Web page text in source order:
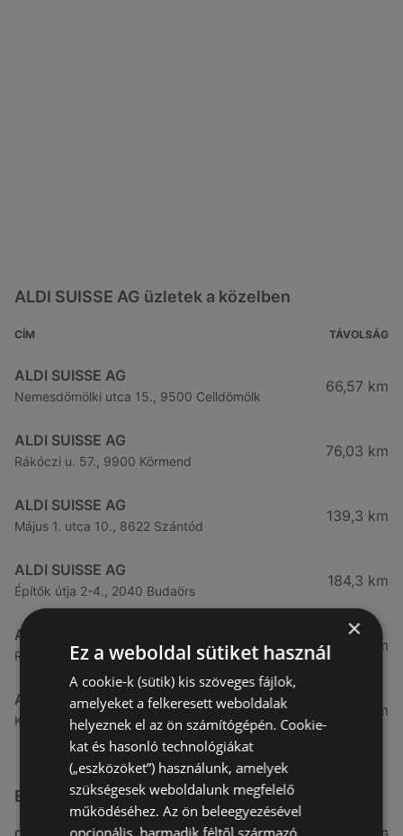
ALDI SUISSE AG üzletek a közelben
CÍM TÁVOLSÁG
ALDI SUISSE AG
Nemesdömölki utca 15., 9500 Celldömölk
66,57 km
ALDI SUISSE AG
Rákóczi u. 57., 9900 Körmend
76,03 km
ALDI SUISSE AG
Május 1. utca 10., 8622 Szántód
139,3 km
ALDI SUISSE AG
Építők útja 2-4., 2040 Budaörs
184,3 km
ALDI SUISSE AG
Rákóczi út 38., 1039 Budapest
189,92 km
ALDI SUISSE AG
Kondorosi út 6., 1116 Budapest
191,04 km
Egyéb Szupermarketek üzletek a közelben
×
Ez a weboldal sütiket használ
A cookie-k (sütik) kis szöveges fájlok,
amelyeket a felkeresett weboldalak
helyeznek el az ön számítógépén. Cookie-
kat és hasonló technológiákat
(„eszközöket”) használunk, amelyek
szükségesek weboldalunk megfelelő
működéséhez. Az ön beleegyezésével
opcionális, harmadik féltől származó